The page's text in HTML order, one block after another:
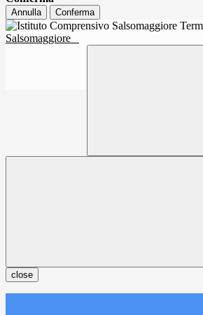
Annulla Conferma
Salsomaggiore
close